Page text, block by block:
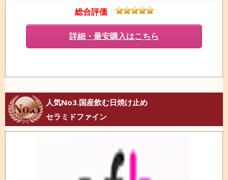
総合評価
詳細・最安購入はこちら
人気No3.国産飲む日焼け止め
セラミドファイン